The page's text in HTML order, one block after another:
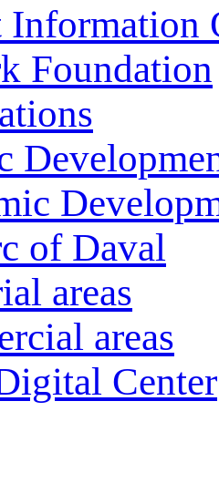
Information
Foundation
of Daval
areas
areas
Center